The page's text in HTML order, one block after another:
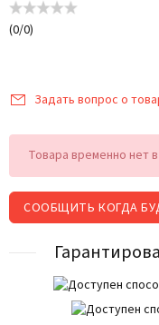
(0/0)
Задать вопрос о
Товара временно нет
СООБЩИТЬ КОГДА